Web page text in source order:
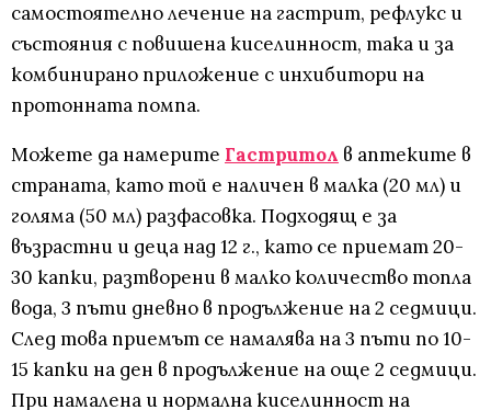
самостоятелно лечение на гастрит, рефлукс и
състояния с повишена киселинност, така и за
комбинирано приложение с инхибитори на
протонната помпа.
Можете да намерите Гастритол в аптеките в
страната, като той е наличен в малка (20 мл) и
голяма (50 мл) разфасовка. Подходящ е за
възрастни и деца над 12 г., като се приемат 20-
30 капки, разтворени в малко количество топла
вода, 3 пъти дневно в продължение на 2 седмици.
След това приемът се намалява на 3 пъти по 10-
15 капки на ден в продължение на още 2 седмици.
При намалена и нормална киселинност на